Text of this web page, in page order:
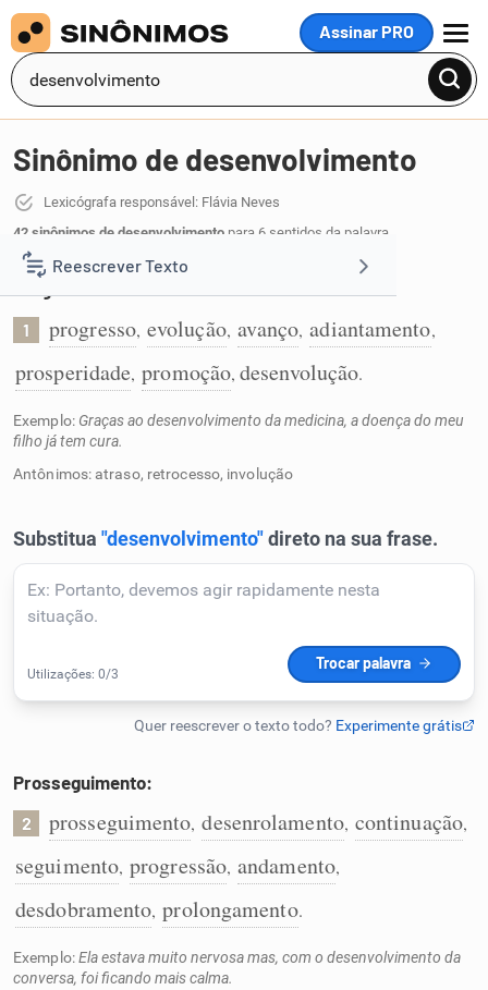
Assinar PRO
MENU
Reescrever Texto
Resumir Texto
Corrigir Texto
Detector de IA
Dicionário
Sinônimo de desenvolvimento
Lexicógrafa responsável: Flávia Neves
42 sinônimos de desenvolvimento para 6 sentidos da palavra
desenvolvimento
1 progresso, evolução, avanço, adiantamento,
prosperidade, promoção,desenvolução.
Exemplo: Graças ao desenvolvimento da medicina, a doença do meu
filho já tem cura.
Antônimos: atraso, retrocesso, involução
Prosseguimento:
2 prosseguimento, desenrolamento, continuação,
seguimento, progressão, andamento,
desdobramento, prolongamento.
Exemplo:Ela estava muito nervosa mas, com o desenvolvimento da
conversa, foi ficando mais calma.